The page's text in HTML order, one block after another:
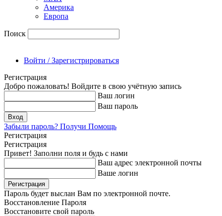
Америка
Европа
Поиск
Войти / Зарегистрироваться
Регистрация
Добро пожаловать! Войдите в свою учётную запись
Ваш логин
Ваш пароль
Забыли пароль? Получи Помощь
Регистрация
Регистрация
Привет! Заполни поля и будь с нами
Ваш адрес электронной почты
Ваше логин
Пароль будет выслан Вам по электронной почте.
Восстановление Пароля
Восстановите свой пароль